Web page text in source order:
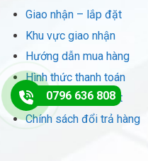
Giao nhận – lắp đặt
Khu vực giao nhận
Hướng dẫn mua hàng
Hình thức thanh toán
Chính sách bảo mật
Chính sách đổi trả hàng
0796 636 808